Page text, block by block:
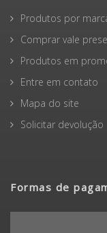
Produtos por
Comprar vale
Produtos em
Entre em contato
Mapa do site
Solicitar devolução
Formas de